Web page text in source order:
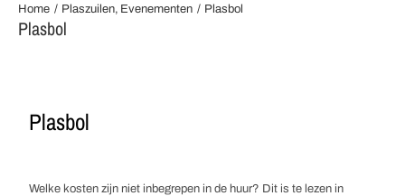
Home Plaszuilen Evenementen Plasbol
Plasbol
Plasbol
Welke kosten zijn niet inbegrepen in de huur? Dit is te lezen in